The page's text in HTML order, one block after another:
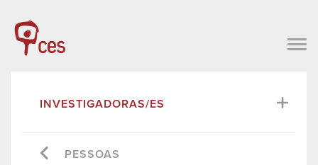
INVESTIGADORAS/ES
PESSOAS